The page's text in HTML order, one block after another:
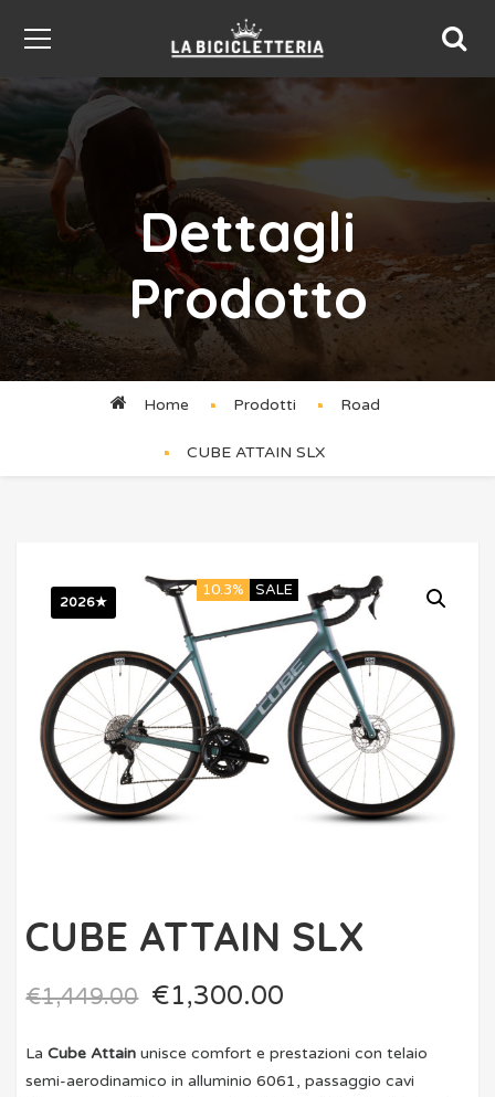
Dettagli
Prodotto
Home Prodotti Road
CUBE ATTAIN SLX
2026★
10.3% SALE
CUBE ATTAIN SLX
€1,449.00 €1,300.00
LaCube Attain unisce comfort e prestazioni con telaio
semi-aerodinamico in alluminio 6061, passaggio cavi